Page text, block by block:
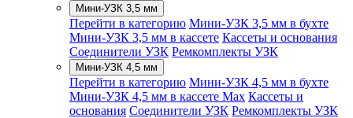
Мини-УЗК 3,5 мм
Перейти в категорию Мини-УЗК 3,5 мм в бухте
Мини-УЗК 3,5 мм в кассете Кассеты и основания
Соединители УЗК Ремкомплекты УЗК
Мини-УЗК 4,5 мм
Перейти в категорию Мини-УЗК 4,5 мм в бухте
Мини-УЗК 4,5 мм в кассете Max Кассеты и
основания Соединители УЗК Ремкомплекты УЗК